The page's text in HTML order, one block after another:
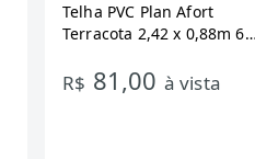
Telha PVC Plan Afort
Terracota 2,42 x 0,88m 6
R$ 81,00 à vista